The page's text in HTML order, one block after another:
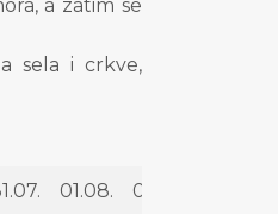
a zatim se
sela i crkve,
01.08. 02.08.